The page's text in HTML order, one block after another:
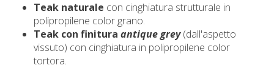
Teak naturale con cinghiatura strutturale in
polipropilene color grano.
Teak con finitura antique grey(dall'aspetto
vissuto) con cinghiatura in polipropilene color
tortora.